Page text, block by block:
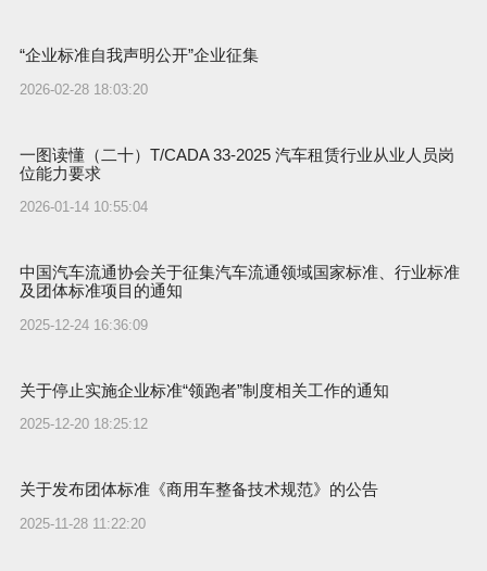
“企业标准自我声明公开”企业征集
2026-02-28 18:03:20
一图读懂（二十）T/CADA 33-2025 汽车租赁行业从业人员岗
位能力要求
2026-01-14 10:55:04
中国汽车流通协会关于征集汽车流通领域国家标准、行业标准
及团体标准项目的通知
2025-12-24 16:36:09
关于停止实施企业标准“领跑者”制度相关工作的通知
2025-12-20 18:25:12
关于发布团体标准《商用车整备技术规范》的公告
2025-11-28 11:22:20